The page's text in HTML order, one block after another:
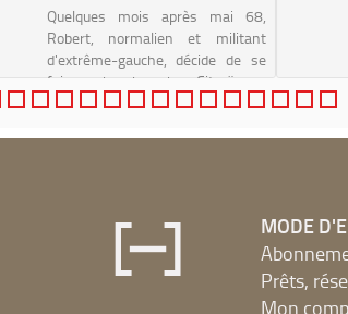
Quelques mois après mai 68,
Robert, normalien et militant
d'extrême-gauche, décide de se
faire embaucher chez Citroën en
tant que travailleur à la chaîne.
MODE
Prêts,
Mon